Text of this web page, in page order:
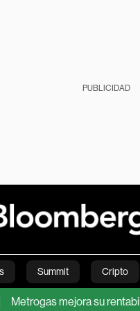
PUBLICIDAD
Summit Cripto
Economía Estilo de vida
mejora su rentabilidad